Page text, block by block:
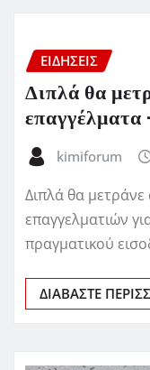
ΕΙΔΗΣΕΙΣ
Διπλά θα
επαγγέλματα
kimiforum
Διπλά θα μετράνε
επαγγελματιών
πραγματικού
ΔΙΑΒΆΣΤΕ